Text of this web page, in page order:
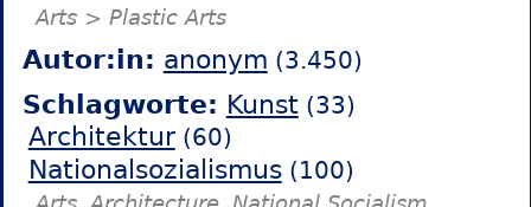
Arts > Plastic Arts
Autor:in: anonym (3.450)
Schlagworte: Kunst(33)
Architektur(60)
Nationalsozialismus(100)